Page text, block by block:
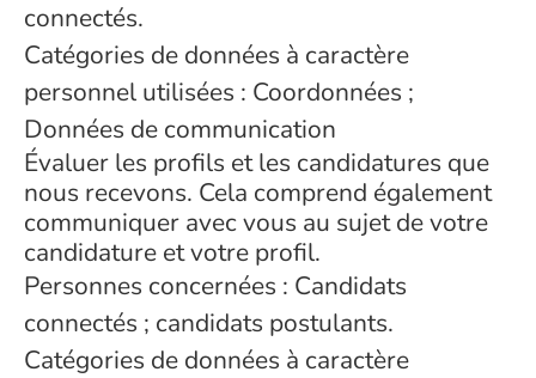
connectés.
Catégories de données à caractère
personnel utilisées : Coordonnées ;
Données de communication
Évaluer les profils et les candidatures que
nous recevons. Cela comprend également
communiquer avec vous au sujet de votre
candidature et votre profil.
Personnes concernées : Candidats
connectés ; candidats postulants.
Catégories de données à caractère